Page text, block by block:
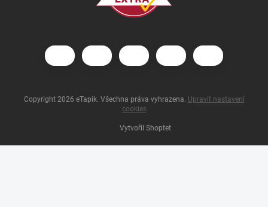
Vytvořil Shoptet
Copyright 2026 eTapik. Všechna práva vyhrazena. Upravit nastavení
cookies